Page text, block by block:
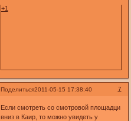
+1
Поделиться 7
2011-05-15 17:38:40
Если смотреть со смотровой площадци
вниз в Каир, то можно увидеть у